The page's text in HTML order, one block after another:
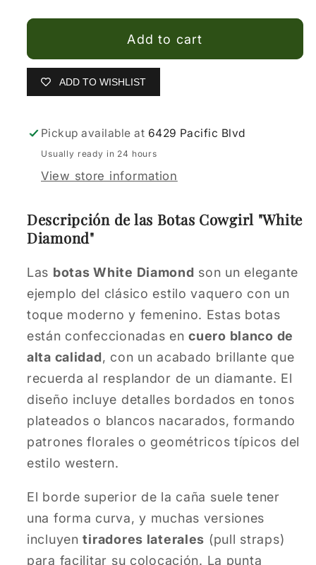
niñaAdd to cart
ADD TO WISHLIST
Pickup available at 6429 Pacific Blvd
Usually ready in 24 hours
View store information
Descripción de las Botas Cowgirl "White
Diamond"
Las botas White Diamond son un elegante
ejemplo del clásico estilo vaquero con un
toque moderno y femenino. Estas botas
están confeccionadas encuero blanco de
alta calidad, con un acabado brillante que
recuerda al resplandor de un diamante. El
diseño incluye detalles bordados en tonos
plateados o blancos nacarados, formando
patrones florales o geométricos típicos del
estilo western.
El borde superior de la caña suele tener
una forma curva, y muchas versiones
incluyentiradores laterales (pull straps)
para facilitar su colocación. La punta